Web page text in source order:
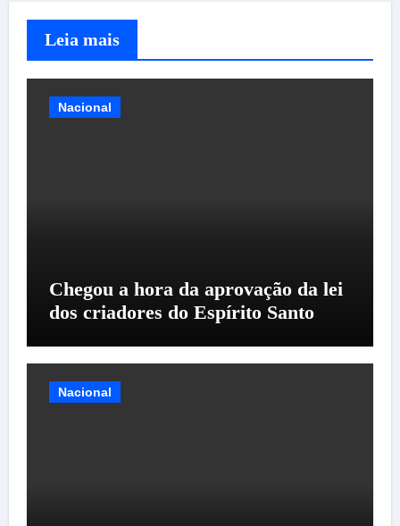
Leia mais
Nacional
Chegou a hora da aprovação da lei
dos criadores do Espírito Santo
Nacional